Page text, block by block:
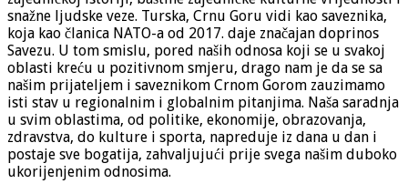
snažne ljudske veze. Turska, Crnu Goru vidi kao saveznika,
koja kao članica NATO-a od 2017. daje značajan doprinos
Savezu. U tom smislu, pored naših odnosa koji se u svakoj
oblasti kreću u pozitivnom smjeru, drago nam je da se sa
našim prijateljem i saveznikom Crnom Gorom zauzimamo
isti stav u regionalnim i globalnim pitanjima. Naša saradnja
u svim oblastima, od politike, ekonomije, obrazovanja,
zdravstva, do kulture i sporta, napreduje iz dana u dan i
postaje sve bogatija, zahvaljujući prije svega našim duboko
ukorijenjenim odnosima.